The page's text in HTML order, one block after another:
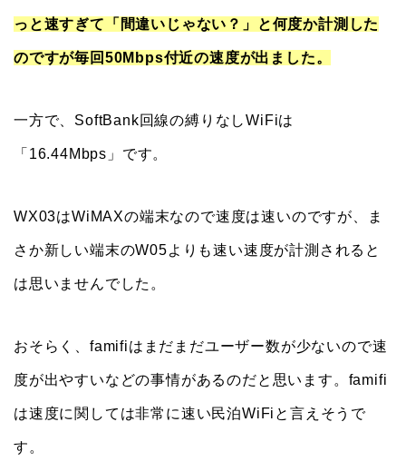
っと速すぎて「間違いじゃない？」と何度か計測した
のですが毎回50Mbps付近の速度が出ました。
一方で、SoftBank回線の縛りなしWiFiは
「16.44Mbps」です。
WX03はWiMAXの端末なので速度は速いのですが、ま
さか新しい端末のW05よりも速い速度が計測されると
は思いませんでした。
おそらく、famifiはまだまだユーザー数が少ないので速
度が出やすいなどの事情があるのだと思います。famifi
は速度に関しては非常に速い民泊WiFiと言えそうで
す。